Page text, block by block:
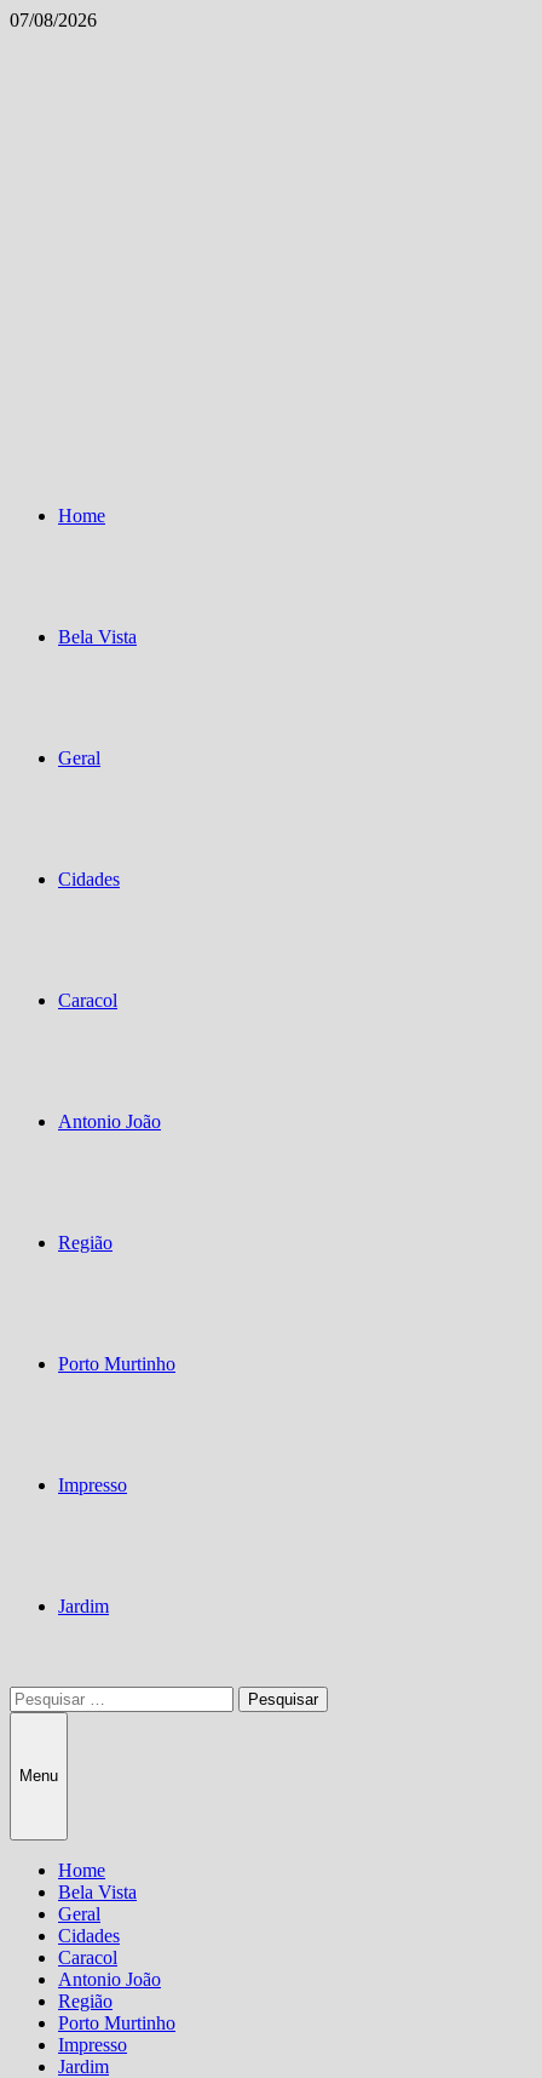
Skip
07/08/2026
Home
Bela Vista
Geral
Cidades
Caracol
Antonio João
Região
Porto Murtinho
Impresso
Jardim
Pesquisar
por:
Menu
Home
Bela Vista
Geral
Cidades
Caracol
Antonio João
Região
Porto Murtinho
Impresso
Jardim